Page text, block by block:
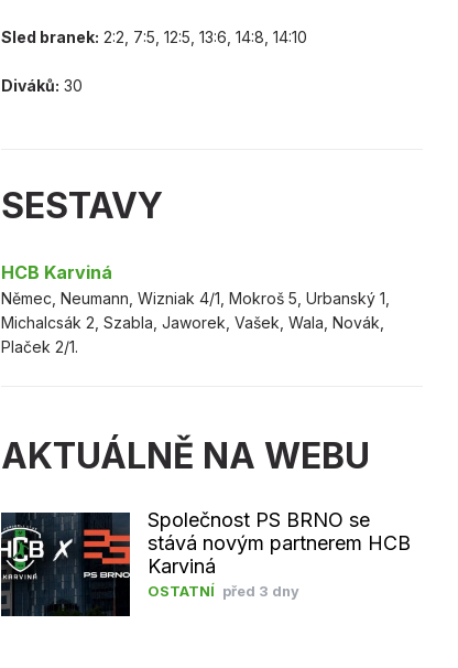
Sled branek: 2:2, 7:5, 12:5, 13:6, 14:8, 14:10
Diváků: 30
SESTAVY
HCB Karviná
Němec, Neumann, Wizniak 4/1, Mokroš 5, Urbanský 1,
Michalcsák 2, Szabla, Jaworek, Vašek, Wala, Novák,
Plaček 2/1.
AKTUÁLNĚ NA WEBU
Společnost PS BRNO se
stává novým partnerem HCB
Karviná
OSTATNÍ před 3 dny